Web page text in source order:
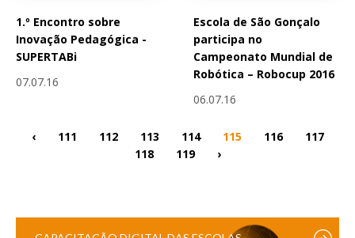
1.º Encontro sobre
Inovação Pedagógica -
SUPERTABi
07.07.16
Escola de São Gonçalo
participa no
Campeonato Mundial de
Robótica – Robocup 2016
06.07.16
‹ 111 112 113 114 115 116
117
118
119 ›